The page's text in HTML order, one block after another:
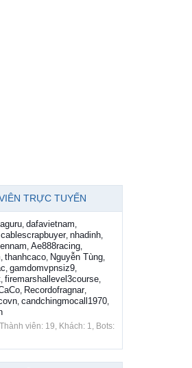
TRỰC TUYẾN
dafavietnam
cablescrapbuyer, nhadinh
Ae888racing
thanhcaco Nguyễn Tùng
gamdomvpnsiz9
firemarshallevel3course
Recordofragnar,
candchingmocall1970
viên: 19, Khách: 1, Bots: